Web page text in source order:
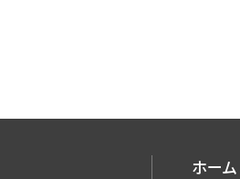
ホーム